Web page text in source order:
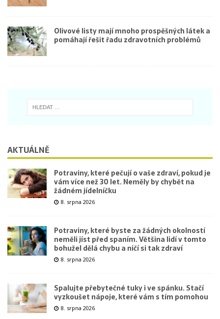
Olivové listy mají mnoho prospěšných látek a
pomáhají řešit řadu zdravotních problémů
AKTUÁLNĚ
Potraviny, které pečují o vaše zdraví, pokud je
vám více než 30 let. Neměly by chybět na
žádném jídelníčku
8. srpna 2026
Potraviny, které byste za žádných okolností
neměli jíst před spaním. Většina lidí v tomto
bohužel dělá chybu a ničí si tak zdraví
8. srpna 2026
Spalujte přebytečné tuky i ve spánku. Stačí
vyzkoušet nápoje, které vám s tím pomohou
8. srpna 2026